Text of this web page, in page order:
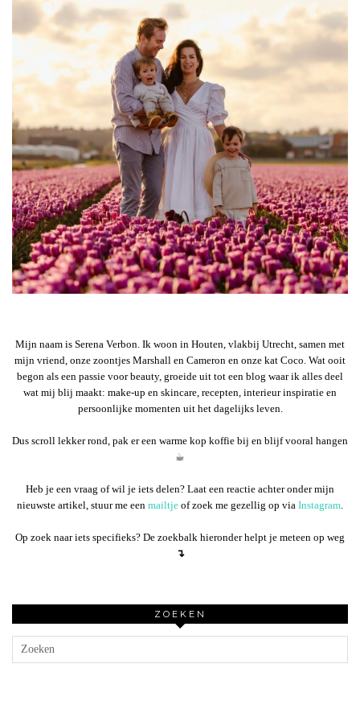
Mijn naam is Serena Verbon. Ik woon in Houten, vlakbij Utrecht, samen met
mijn vriend, onze zoontjes Marshall en Cameron en onze kat Coco. Wat ooit
begon als een passie voor beauty, groeide uit tot een blog waar ik alles deel
wat mij blij maakt: make-up en skincare, recepten, interieur inspiratie en
persoonlijke momenten uit het dagelijks leven.
Dus scroll lekker rond, pak er een warme kop koffie bij en blijf vooral hangen
☕︎
Heb je een vraag of wil je iets delen? Laat een reactie achter onder mijn
nieuwste artikel, stuur me een mailtje of zoek me gezellig op via Instagram
Op zoek naar iets specifieks? De zoekbalk hieronder helpt je meteen op weg
↴
ZOEKEN